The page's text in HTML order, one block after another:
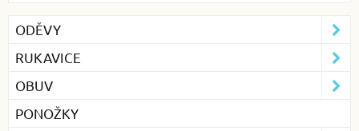
ODĚVY
RUKAVICE
OBUV
PONOŽKY